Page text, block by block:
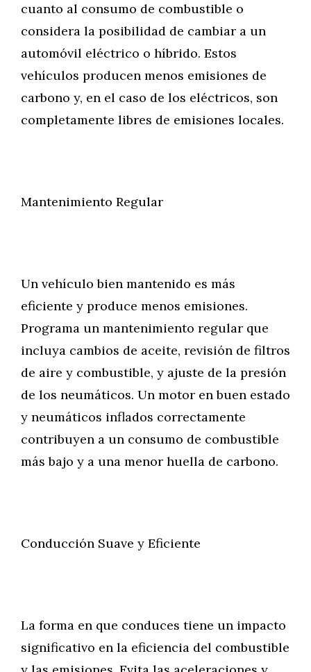
cuanto al consumo de combustible o
considera la posibilidad de cambiar a un
automóvil eléctrico o híbrido. Estos
vehículos producen menos emisiones de
carbono y, en el caso de los eléctricos, son
completamente libres de emisiones locales.
Mantenimiento Regular
Un vehículo bien mantenido es más
eficiente y produce menos emisiones.
Programa un mantenimiento regular que
incluya cambios de aceite, revisión de filtros
de aire y combustible, y ajuste de la presión
de los neumáticos. Un motor en buen estado
y neumáticos inflados correctamente
contribuyen a un consumo de combustible
más bajo y a una menor huella de carbono.
Conducción Suave y Eficiente
La forma en que conduces tiene un impacto
significativo en la eficiencia del combustible